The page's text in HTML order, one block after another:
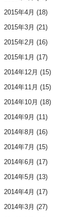
2015年4月 (18)
2015年3月 (21)
2015年2月 (16)
2015年1月 (17)
2014年12月 (15)
2014年11月 (15)
2014年10月 (18)
2014年9月 (11)
2014年8月 (16)
2014年7月 (15)
2014年6月 (17)
2014年5月 (13)
2014年4月 (17)
2014年3月 (27)